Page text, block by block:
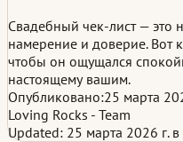
Свадебный чек-лист — это
намерение и доверие. Вот
чтобы он ощущался
настоящему вашим.
Опубликовано:25 марта
Loving Rocks - Team
Updated: 25 марта 2026 г.